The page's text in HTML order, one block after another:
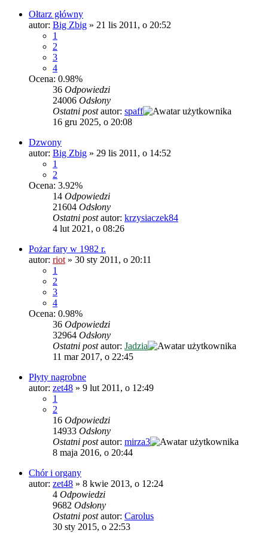
Ołtarz główny
autor: Big Zbig » 21 lis 2011, o 20:52
1
2
3
4
Ocena: 0.98%
36 Odpowiedzi
24006 Odsłony
Ostatni postautor: spaff
16 gru 2025, o 20:08
Dzwony
autor: Big Zbig » 29 lis 2011, o 14:52
1
2
Ocena: 3.92%
14 Odpowiedzi
21604 Odsłony
Ostatni postautor: krzysiaczek84
4 lut 2021, o 08:26
Pożar fary w 1982 r.
autor: riot » 30 sty 2011, o 20:11
1
2
3
4
Ocena: 0.98%
36 Odpowiedzi
32964 Odsłony
Ostatni postautor: Jadzia
11 mar 2017, o 22:45
Płyty nagrobne
autor: zet48 » 9 lut 2011, o 12:49
1
2
16 Odpowiedzi
14933 Odsłony
Ostatni postautor: mirza3
8 maja 2016, o 20:44
Chór i organy
autor: zet48 » 8 kwie 2013, o 12:24
4 Odpowiedzi
9682 Odsłony
Ostatni postautor: Carolus
30 sty 2015, o 22:53